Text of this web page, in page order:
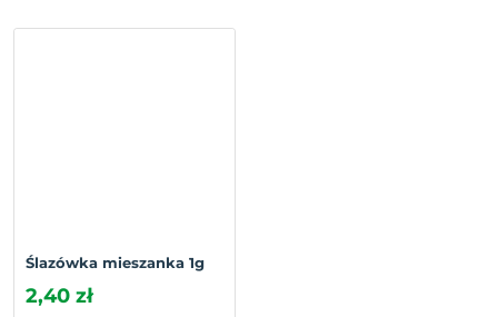
Ślazówka mieszanka 1g
2,40 zł